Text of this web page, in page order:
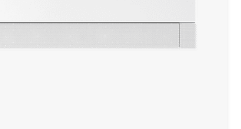
de calor y cómo